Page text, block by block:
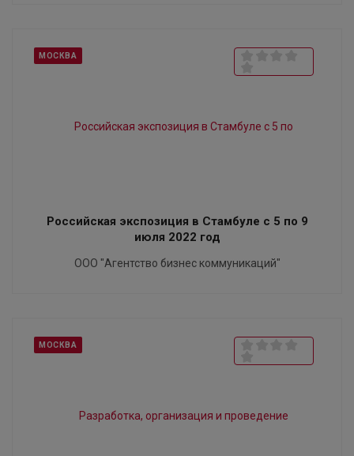
МОСКВА
Российская экспозиция в Стамбуле с 5 по 9
июля 2022 год
ООО "Агентство бизнес коммуникаций"
МОСКВА